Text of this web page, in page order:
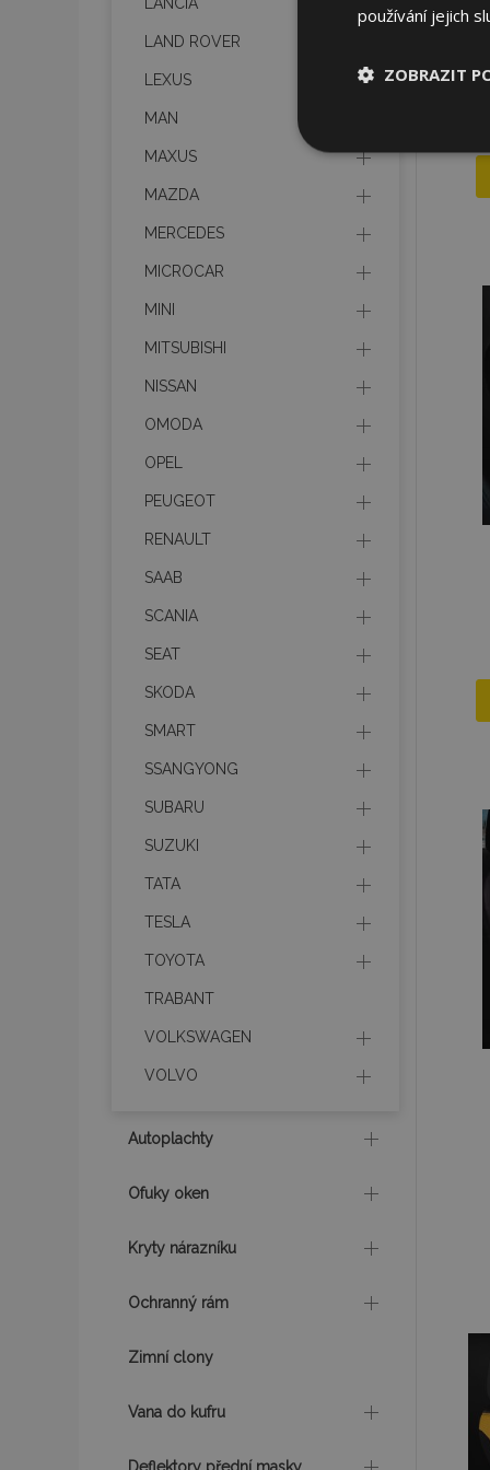
LAND ROVER
LEXUS
MAN
MAXUS
MAZDA
MERCEDES
MICROCAR
MINI
MITSUBISHI
NISSAN
OMODA
OPEL
PEUGEOT
RENAULT
SAAB
SCANIA
SEAT
SKODA
SMART
SSANGYONG
SUBARU
SUZUKI
TATA
TESLA
TOYOTA
TRABANT
VOLKSWAGEN
VOLVO
Autoplachty
Ofuky oken
Kryty nárazníku
Ochranný rám
Zimní clony
Vana do kufru
používání jejich
ZOBRAZIT
soubory
Nezbytně nutné
Webové stránky
mage-
mage-cache-